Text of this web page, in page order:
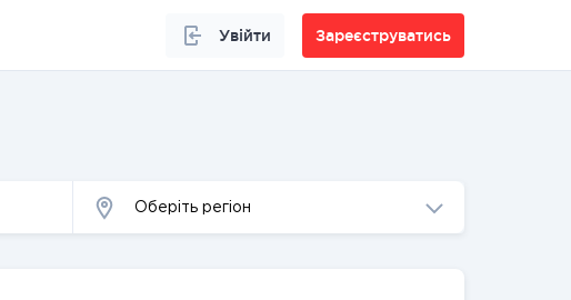
Увійти Зареєструватись
Оберіть регіон